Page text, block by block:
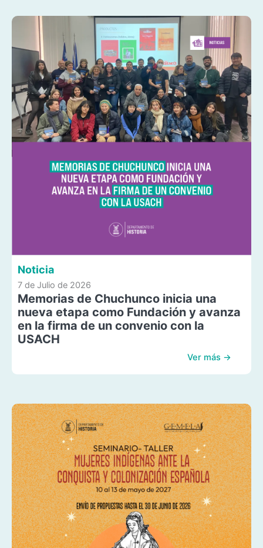
Noticia
7 de Julio de 2026
Memorias de Chuchunco inicia una
nueva etapa como Fundación y avanza
en la firma de un convenio con la
USACH
Ver más →